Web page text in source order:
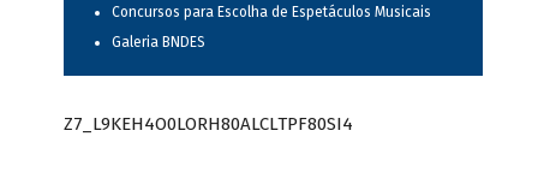
Concursos para Escolha de Espetáculos Musicais
Galeria BNDES
Z7_L9KEH4O0LORH80ALCLTPF80SI4